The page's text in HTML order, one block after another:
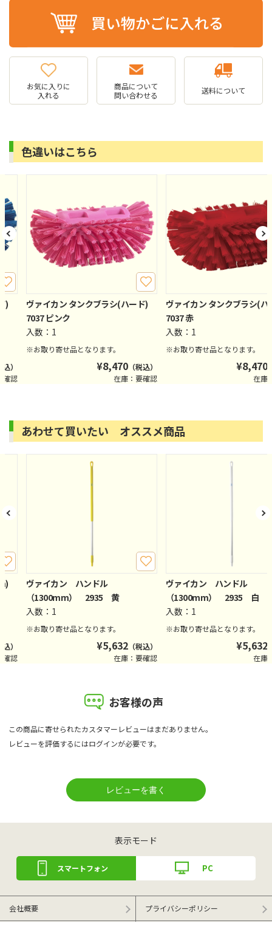
お気に入りに
入れる
商品について
問い合わせる
送料について
色違いはこちら
)
）
確認
ヴァイカン タンクブラシ(ハード)
7037 ピンク
入数：1
※お取り寄せ品となります。
¥8,470 （税込）
在庫：要確認
ヴァイカン タンクブラシ(ハ
7037 赤
入数：1
※お取り寄せ品となります。
¥8,470
在庫
あわせて買いたい オススメ商品
）
確認
ヴァイカン ハンドル
（1300mm） 2935 黄
入数：1
※お取り寄せ品となります。
¥5,632 （税込）
在庫：要確認
ヴァイカン ハンドル
（1300mm） 2935 白
入数：1
※お取り寄せ品となります。
¥5,632
在庫
お客様の声
この商品に寄せられたカスタマーレビューはまだありません。
レビューを評価するにはログインが必要です。
表示モード
スマートフォン PC
会社概要 プライバシーポリシー